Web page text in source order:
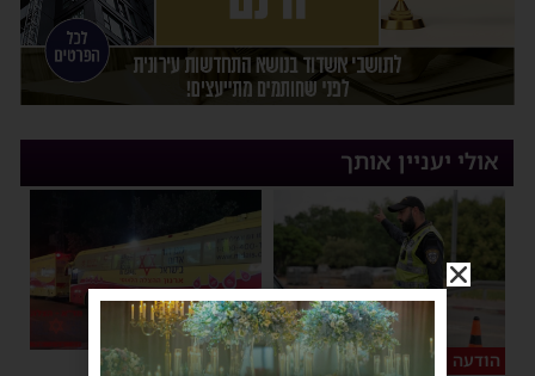
אולי יעניין אותך
הודעה לנהגים כל טיפה מצילה